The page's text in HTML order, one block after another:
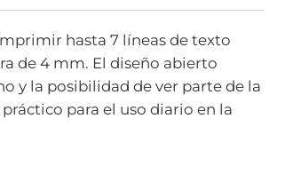
hasta 7 líneas de texto
de 4 mm. El diseño abierto
y la posibilidad de ver parte de la
para el uso diario en la